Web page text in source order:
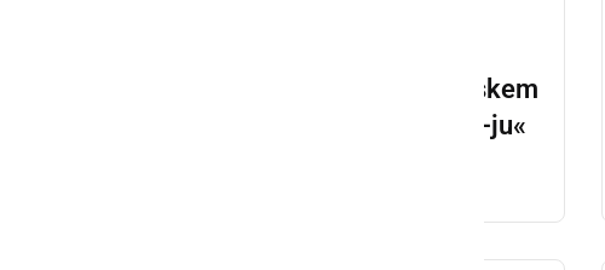
V Ormožu so se ob vročinskem
valu hladili na »Pool Party-ju«